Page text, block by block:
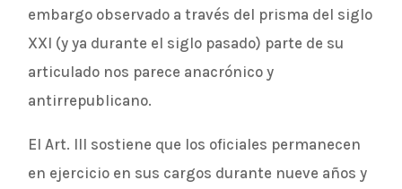
embargo observado a través del prisma del siglo
XXI (y ya durante el siglo pasado) parte de su
articulado nos parece anacrónico y
antirrepublicano.
El Art. III sostiene que los oficiales permanecen
en ejercicio en sus cargos durante nueve años y